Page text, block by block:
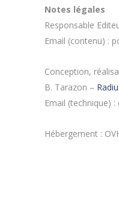
Notes légales
Responsable
Email (contenu) :
Conception,
B. Tarazon –
Email (technique)
Hébergement :